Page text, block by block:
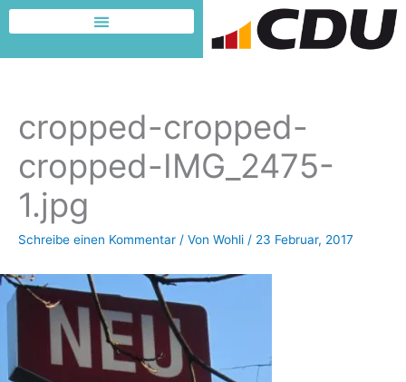
Zum
Inhalt
springen
cropped-cropped-
cropped-IMG_2475-
1.jpg
Schreibe einen Kommentar / Von Wohli / 23 Februar, 2017